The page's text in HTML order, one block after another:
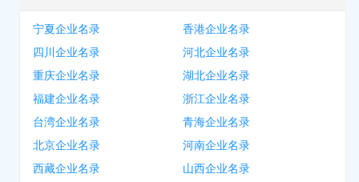
宁夏企业名录
香港企业名录
四川企业名录
河北企业名录
重庆企业名录
湖北企业名录
福建企业名录
浙江企业名录
台湾企业名录
青海企业名录
北京企业名录
河南企业名录
西藏企业名录
山西企业名录